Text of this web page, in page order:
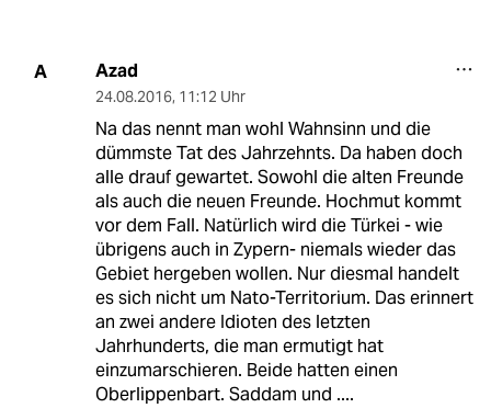
A Azad
24.08.2016, 11:12 Uhr
Na das nennt man wohl Wahnsinn und die
dümmste Tat des Jahrzehnts. Da haben doch
alle drauf gewartet. Sowohl die alten Freunde
als auch die neuen Freunde. Hochmut kommt
vor dem Fall. Natürlich wird die Türkei - wie
übrigens auch in Zypern- niemals wieder das
Gebiet hergeben wollen. Nur diesmal handelt
es sich nicht um Nato-Territorium. Das erinnert
an zwei andere Idioten des letzten
Jahrhunderts, die man ermutigt hat
einzumarschieren. Beide hatten einen
Oberlippenbart. Saddam und ....